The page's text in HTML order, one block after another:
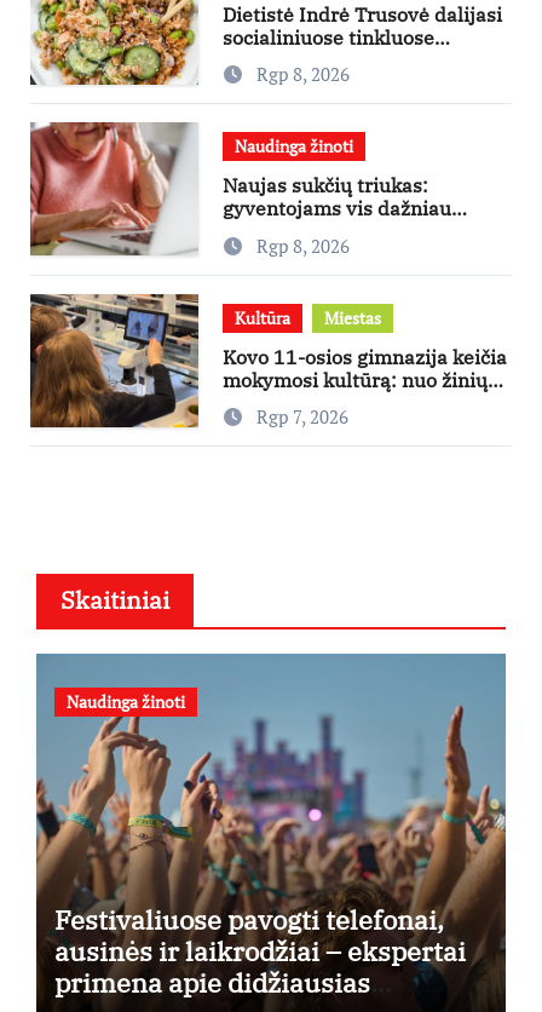
Dietistė Indrė Trusovė dalijasi
socialiniuose tinkluose
išpopuliarėjusiu lašišos salotų
receptuRgp 8, 2026
Naudinga žinoti
Naujas sukčių triukas:
gyventojams vis dažniau
skambina per „Viber“
Rgp 8, 2026
Kultūra Miestas
Kovo 11-osios gimnazija keičia
mokymosi kultūrą: nuo žinių
kaupimo – prie jų supratimo ir
taikymo
Rgp 7, 2026
Skaitiniai
Naudinga žinoti
Festivaliuose pavogti telefonai,
ausinės ir laikrodžiai – ekspertai
primena apie didžiausias